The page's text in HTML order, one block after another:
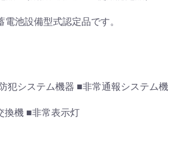
池設備型式認定品です。
犯システム機器 ■非常通報システム機
換機 ■非常表示灯